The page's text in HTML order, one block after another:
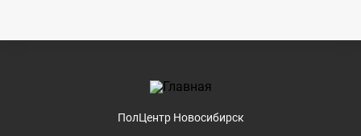
ПолЦентр Новосибирск